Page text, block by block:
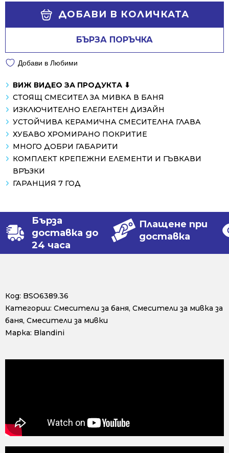
ДОБАВИ В КОЛИЧКАТА
БЪРЗА ПОРЪЧКА
Добави в Любими
ВИЖ ВИДЕО ЗА ПРОДУКТА ⬇
СТОЯЩ СМЕСИТЕЛ ЗА МИВКА В БАНЯ
ИЗКЛЮЧИТЕЛНО ЕЛЕГАНТЕН ДИЗАЙН
УСТОЙЧИВА КЕРАМИЧНА СМЕСИТЕЛНА ГЛАВА
ХУБАВО ХРОМИРАНО ПОКРИТИЕ
МНОГО ДОБРИ ГАБАРИТИ
КОМПЛЕКТ КРЕПЕЖНИ ЕЛЕМЕНТИ И ГЪВКАВИ
ВРЪЗКИ
ГАРАНЦИЯ 7 ГОД
Бърза
доставка до
24 часа
Плащене при
доставка
Код: BSO6389.36
Категории: Смесители за баня, Смесители за мивка за
баня, Смесители за мивки
Марка: Blandini